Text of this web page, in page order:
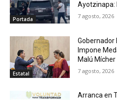
Portada
Ayotzinapa:
7 agosto, 2026
Estatal
Gobernador
Impone
Malú Mícher
7 agosto, 2026
Arranca en